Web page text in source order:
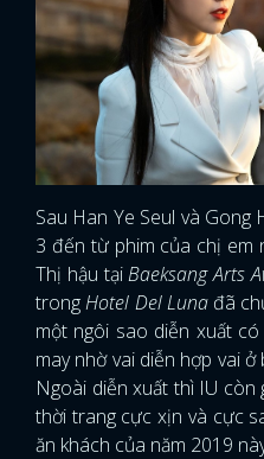
Sau Han Ye Seul và Gong
3 đến từ phim của chị
Thị hậu tạiBaeksang Arts
trongHotel Del Lunađã
một ngôi sao diễn xuất
may nhờ vai diễn hợp vai ở
Ngoài diễn xuất thì IU còn
thời trang cực xịn và cực
ăn khách của năm 2019